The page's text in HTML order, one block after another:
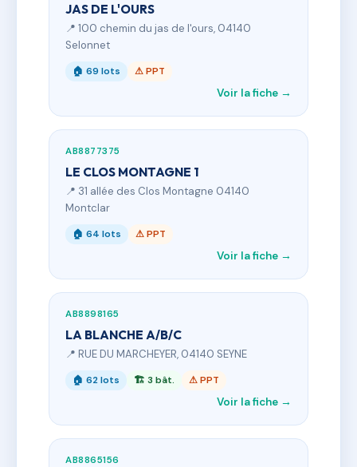
JAS DE L'OURS
📍 100 chemin du jas de l'ours, 04140
Selonnet
🏠 69 lots ⚠ PPT
Voir la fiche →
AB8877375
LE CLOS MONTAGNE 1
📍 31 allée des Clos Montagne 04140
Montclar
🏠 64 lots ⚠ PPT
Voir la fiche →
AB8898165
LA BLANCHE A/B/C
📍 RUE DU MARCHEYER, 04140 SEYNE
🏠 62 lots 🏗 3 bât. ⚠ PPT
Voir la fiche →
AB8865156